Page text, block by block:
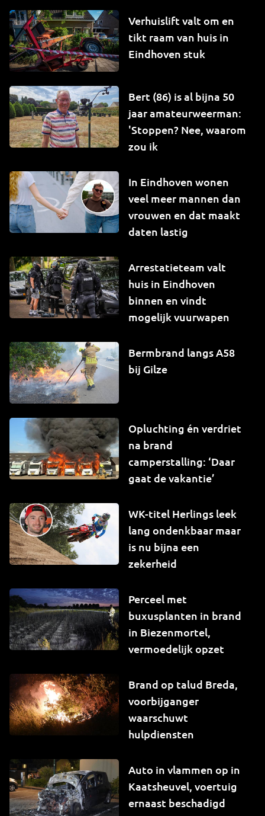
Verhuislift valt om en
tikt raam van huis in
Eindhoven stuk
Bert (86) is al bijna 50
jaar amateurweerman:
'Stoppen? Nee, waarom
zou ik
In Eindhoven wonen
veel meer mannen dan
vrouwen en dat maakt
daten lastig
Arrestatieteam valt
huis in Eindhoven
binnen en vindt
mogelijk vuurwapen
Bermbrand langs A58
bij Gilze
Opluchting én verdriet
na brand
camperstalling: ‘Daar
gaat de vakantie’
WK-titel Herlings leek
lang ondenkbaar maar
is nu bijna een
zekerheid
Perceel met
buxusplanten in brand
in Biezenmortel,
vermoedelijk opzet
Brand op talud Breda,
voorbijganger
waarschuwt
hulpdiensten
Auto in vlammen op in
Kaatsheuvel, voertuig
ernaast beschadigd